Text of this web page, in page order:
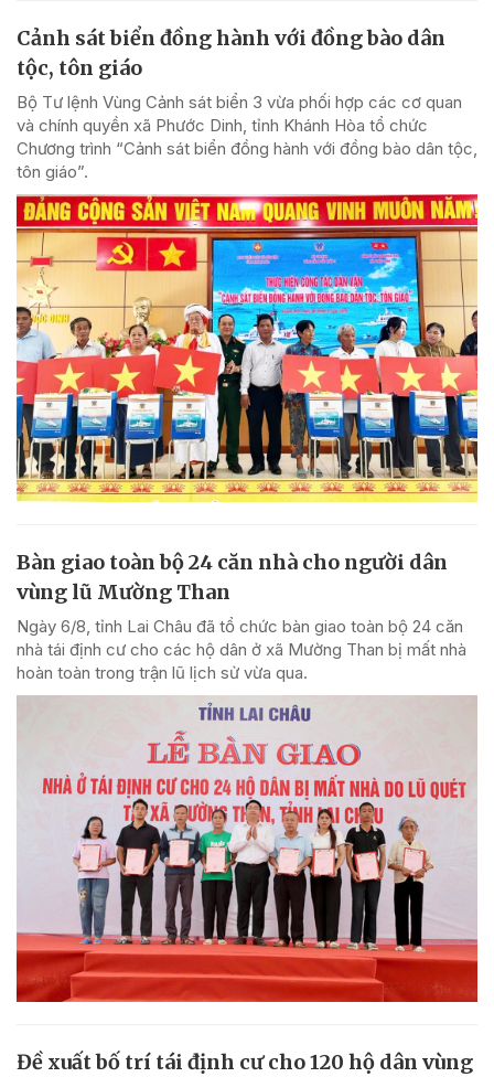
Cảnh sát biển đồng hành với đồng bào dân
tộc, tôn giáo
Bộ Tư lệnh Vùng Cảnh sát biển 3 vừa phối hợp các cơ quan
và chính quyền xã Phước Dinh, tỉnh Khánh Hòa tổ chức
Chương trình “Cảnh sát biển đồng hành với đồng bào dân tộc,
tôn giáo”.
Bàn giao toàn bộ 24 căn nhà cho người dân
vùng lũ Mường Than
Ngày 6/8, tỉnh Lai Châu đã tổ chức bàn giao toàn bộ 24 căn
nhà tái định cư cho các hộ dân ở xã Mường Than bị mất nhà
hoàn toàn trong trận lũ lịch sử vừa qua.
Đề xuất bố trí tái định cư cho 120 hộ dân vùng